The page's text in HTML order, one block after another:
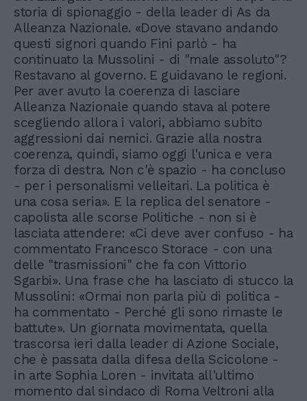
storia di spionaggio - della leader di As da
Alleanza Nazionale. «Dove stavano andando
questi signori quando Fini parlò - ha
continuato la Mussolini - di "male assoluto"?
Restavano al governo. E guidavano le regioni.
Per aver avuto la coerenza di lasciare
Alleanza Nazionale quando stava al potere
scegliendo allora i valori, abbiamo subito
aggressioni dai nemici. Grazie alla nostra
coerenza, quindi, siamo oggi l'unica e vera
forza di destra. Non c'è spazio - ha concluso
- per i personalismi velleitari. La politica è
una cosa seria». E la replica del senatore -
capolista alle scorse Politiche - non si è
lasciata attendere: «Ci deve aver confuso - ha
commentato Francesco Storace - con una
delle "trasmissioni" che fa con Vittorio
Sgarbi». Una frase che ha lasciato di stucco la
Mussolini: «Ormai non parla più di politica -
ha commentato - Perché gli sono rimaste le
battute». Un giornata movimentata, quella
trascorsa ieri dalla leader di Azione Sociale,
che è passata dalla difesa della Scicolone -
in arte Sophia Loren - invitata all'ultimo
momento dal sindaco di Roma Veltroni alla